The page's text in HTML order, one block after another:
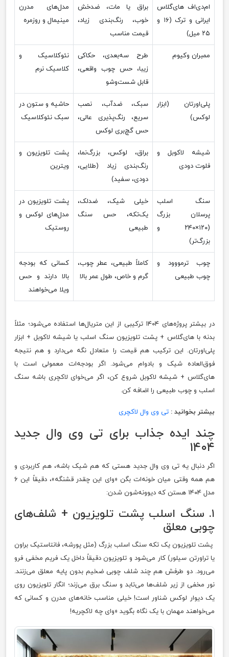
ام‌دی‌اف های‌گلاس
ایرانی و ترک (۱۶ و
۲۵ میل)
براق یا مات، ضدخش
خوب، رنگ‌بندی زیاد،
قیمت مناسب
مدل‌های مدرن
مینیمال و روزمره
ممبران وکیوم
طرح سه‌بعدی، حکاکی
زیبا، حس چوب واقعی،
قابل شست‌وشو
نئوکلاسیک و
کلاسیک نرم
پلی‌اورتان (ابزار
لوکس)
سبک، ضدآب، نصب
سریع، رنگ‌پذیری عالی،
حس گچ‌بری لوکس
حاشیه و ستون در
سبک نئوکلاسیک
شیشه لاکوبل و
فلوت دودی
براق، لوکس، بزرگ‌نما،
رنگ‌بندی زیاد (طلایی،
دودی، سفید)
پشت تلویزیون و
ویترین
سنگ اسلب
پرسلان بزرگ
(۱۲۰×۲۴۰ و
بزرگ‌تر)
خیلی شیک، ضدلک،
یک‌تکه، حس سنگ
طبیعی
پشت تلویزیون در
مدل‌های لوکس و
روستیک
چوب ترمووود و
چوب طبیعی
کاملاً طبیعی، عطر چوب،
گرم و خاص، طول عمر بالا
کسانی که بودجه
بالا دارند و حس
ویلا می‌خواهند
در بیشتر پروژه‌های ۱۴۰۴ ترکیبی از این متریال‌ها استفاده می‌شود؛ مثلاً
بدنه با های‌گلاس + پشت تلویزیون سنگ اسلب یا شیشه لاکوبل + ابزار
پلی‌اورتان. این ترکیب هم قیمت را متعادل نگه می‌دارد و هم نتیجه
فوق‌العاده شیک و بادوام می‌شود. اگر بودجه‌ات معمولی است با
های‌گلاس + شیشه لاکوبل شروع کن، اگر می‌خوای لاکچری باشه سنگ
اسلب و چوب طبیعی را اضافه کن.
بیشتر بخوانید : تی وی وال لاکچری
چند ایده جذاب برای تی وی وال جدید
۱۴۰۴
اگر دنبال یه تی وی وال جدید هستی که هم شیک باشه، هم کاربردی و
هم همه وقتی میان خونه‌ات بگن «وای این چقدر قشنگه»، دقیقاً این ۶
مدل ۱۴۰۴ هستن که دیوونه‌شون شدن:
۱. سنگ اسلب پشت تلویزیون + شلف‌های
چوبی معلق
پشت تلویزیون یک تکه سنگ اسلب بزرگ (مثل پورشه، فانتاستیک براون
یا تراورتن سیلور) کار می‌شود و تلویزیون دقیقاً داخل یک فریم مخفی فرو
می‌رود. دو طرفش هم چند شلف چوبی ضخیم بدون پایه معلق می‌زنند.
نور مخفی از زیر شلف‌ها می‌تابد و سنگ برق می‌زند؛ انگار تلویزیون روی
یک دیوار لوکس شناور است! خیلی مناسب خانه‌های مدرن و کسانی که
می‌خواهند مهمان با یک نگاه بگوید «وای چه لاکچریه!